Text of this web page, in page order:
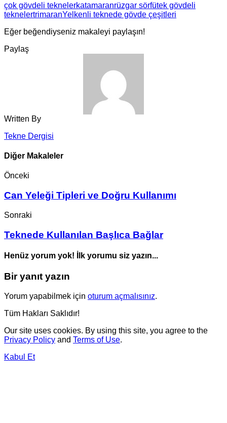
çok gövdeli teknelerkatamaranrüzgar sörfütek gövdeli
teknelertrimaranYelkenli teknede gövde çeşitleri
Eğer beğendiyseniz makaleyi paylaşın!
Paylaş
Written By
Tekne Dergisi
Diğer Makaleler
Önceki
Can Yeleği Tipleri ve Doğru Kullanımı
Sonraki
Teknede Kullanılan Başlıca Bağlar
Henüz yorum yok! İlk yorumu siz yazın...
Bir yanıt yazın
Yorum yapabilmek için oturum açmalısınız.
Tüm Hakları Saklıdır!
Our site uses cookies. By using this site, you agree to the
Privacy Policy and Terms of Use.
Kabul Et